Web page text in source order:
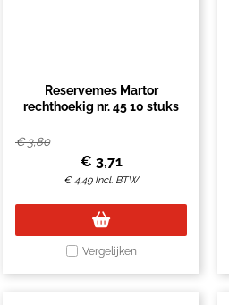
Reservemes Martor
rechthoekig nr. 45 10 stuks
€3,80
€ 3,71
€4,49 Incl. BTW
Vergelijken